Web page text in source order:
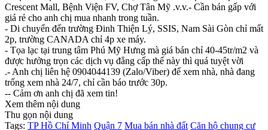
Crescent Mall, Bệnh Viện FV, Chợ Tân Mỹ .v.v.- Cần bán gấp với
giá rẻ cho anh chị mua nhanh trong tuần.
- Di chuyển đến trường Đinh Thiện Lý, SSIS, Nam Sài Gòn chỉ mất
2p, trường CANADA chỉ 4p xe máy.
- Tọa lạc tại trung tâm Phú Mỹ Hưng mà giá bán chỉ 40-45tr/m2 và
được hưởng trọn các dịch vụ đẳng cấp thế này thì quá tuyệt vời
.- Anh chị liên hệ 0904044139 (Zalo/Viber) để xem nhà, nhà đang
trống xem nhà 24/7, chỉ cần báo trước 30p.
-- Cảm ơn anh chị đã xem tin!
Xem thêm nội dung
Thu gọn nội dung
Tags: TP Hồ Chí Minh Quận 7 Mua bán nhà đất Căn hộ chung cư